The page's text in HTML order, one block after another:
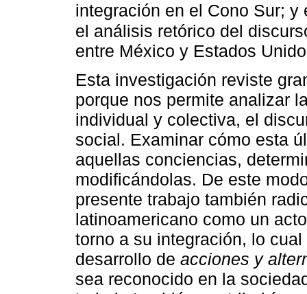
integración en el Cono Sur;
el análisis retórico del
entre México y Estados
Esta investigación reviste
porque nos permite analizar
individual y colectiva, el
social. Examinar cómo esta
aquellas conciencias,
modificándolas. De este
presente trabajo también
latinoamericano como un
torno a su integración, lo
desarrollo de acciones y
sea reconocido en la